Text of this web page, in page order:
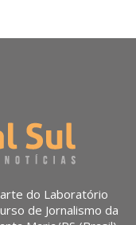
do Laboratório
de Jornalismo da